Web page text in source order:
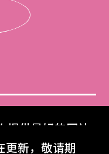
提供最好的网站
更新，敬请期